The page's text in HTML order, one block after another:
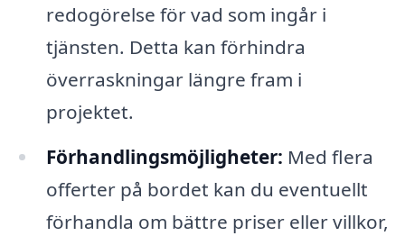
redogörelse för vad som ingår i
tjänsten. Detta kan förhindra
överraskningar längre fram i
projektet.
Förhandlingsmöjligheter: Med flera
offerter på bordet kan du eventuellt
förhandla om bättre priser eller villkor,